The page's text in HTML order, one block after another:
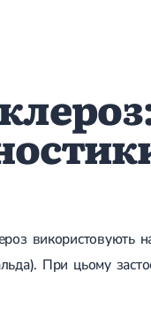
використовують
При цьому